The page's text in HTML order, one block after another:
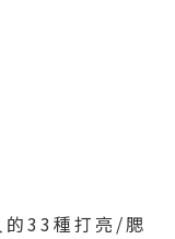
的33種打亮/腮